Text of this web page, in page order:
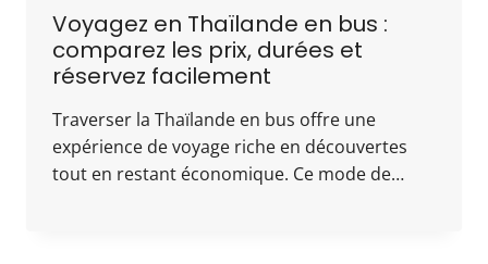
Voyagez en Thaïlande en bus :
comparez les prix, durées et
réservez facilement
Traverser la Thaïlande en bus offre une
expérience de voyage riche en découvertes
tout en restant économique. Ce mode de…